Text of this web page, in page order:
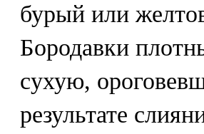
бурый или
Бородавки
сухую,
результате